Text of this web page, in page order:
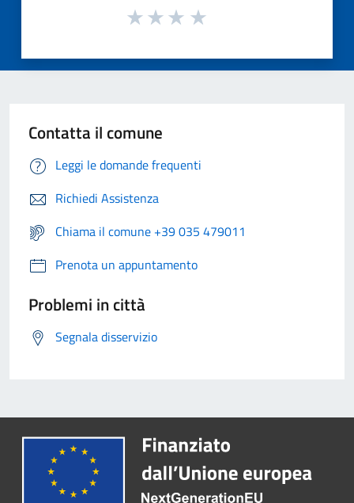
Contatta il comune
Leggi le domande frequenti
Richiedi Assistenza
Chiama il comune +39 035 479011
Prenota un appuntamento
Problemi in città
Segnala disservizio